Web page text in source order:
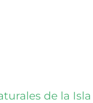
de la Isla